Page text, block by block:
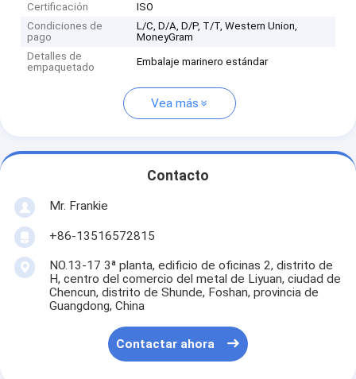
Certificación
ISO
Condiciones de
pago
L/C, D/A, D/P, T/T, Western Union,
MoneyGram
Detalles de
empaquetado
Embalaje marinero estándar
Vea más
Contacto
Mr. Frankie
+86-13516572815
NO.13-17 3ª planta, edificio de oficinas 2, distrito de
H, centro del comercio del metal de Liyuan, ciudad de
Chencun, distrito de Shunde, Foshan, provincia de
Guangdong, China
Contactar ahora